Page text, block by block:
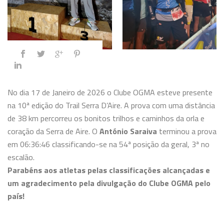
No dia 17 de Janeiro de 2026 o Clube OGMA esteve presente
na 10ª edição do Trail Serra D’Aire. A prova com uma distância
de 38 km percorreu os bonitos trilhos e caminhos da orla e
coração da Serra de Aire. O António Saraiva terminou a prova
em 06:36:46 classificando-se na 54ª posição da geral, 3ª no
escalão.
Parabéns aos atletas pelas classificações alcançadas e
um agradecimento pela divulgação do Clube OGMA pelo
país!